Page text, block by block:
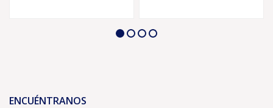
ENCUÉNTRANOS